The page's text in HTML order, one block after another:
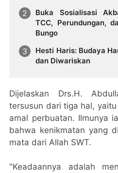
Buka Sosialisasi
TCC, Perundungan,
Bungo
Hesti Haris: Budaya
dan Diwariskan
Dijelaskan Drs.H.
tersusun dari tiga hal,
amal perbuatan. Ilmunya
bahwa kenikmatan yang
mata dari Allah SWT.
"Keadaannya adalah